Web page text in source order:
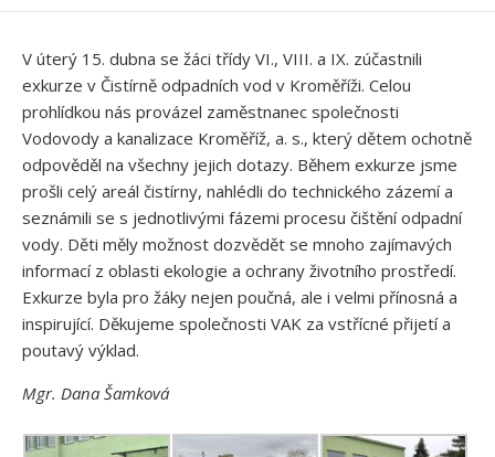
V úterý 15. dubna se žáci třídy VI., VIII. a IX. zúčastnili
exkurze v Čistírně odpadních vod v Kroměříži. Celou
prohlídkou nás provázel zaměstnanec společnosti
Vodovody a kanalizace Kroměříž, a. s., který dětem ochotně
odpověděl na všechny jejich dotazy. Během exkurze jsme
prošli celý areál čistírny, nahlédli do technického zázemí a
seznámili se s jednotlivými fázemi procesu čištění odpadní
vody. Děti měly možnost dozvědět se mnoho zajímavých
informací z oblasti ekologie a ochrany životního prostředí.
Exkurze byla pro žáky nejen poučná, ale i velmi přínosná a
inspirující. Děkujeme společnosti VAK za vstřícné přijetí a
poutavý výklad.
Mgr. Dana Šamková